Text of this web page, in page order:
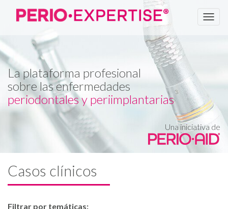
La plataforma profesional
sobre las enfermedades
periodontales y periimplantarias
Una iniciativa de
Casos clínicos
Filtrar por temáticas: